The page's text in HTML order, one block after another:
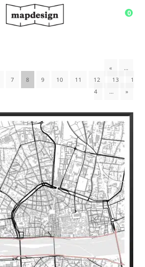
0
«
…
7 8 9 10 11 12 13
1
4
… »